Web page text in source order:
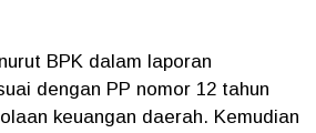
BPK dalam laporan
dengan PP nomor 12 tahun
keuangan daerah. Kemudian